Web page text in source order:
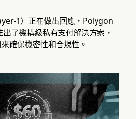
1）正在做出回應，Polygon
了機構級私有支付解決方案，
確保機密性和合規性。